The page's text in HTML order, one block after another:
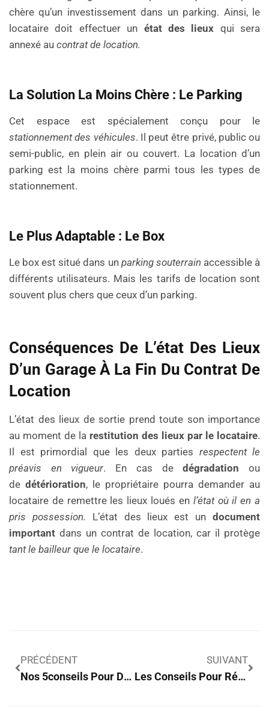
chère qu’un investissement dans un parking. Ainsi, le
locataire doit effectuer un état des lieux qui sera
annexé au contrat de location.
La Solution La Moins Chère : Le Parking
Cet espace est spécialement conçu pour le
stationnement des véhicules. Il peut être privé, public ou
semi-public, en plein air ou couvert. La location d’un
parking est la moins chère parmi tous les types de
stationnement.
Le Plus Adaptable : Le Box
Le box est situé dans un parking souterrain accessible à
différents utilisateurs. Mais les tarifs de location sont
souvent plus chers que ceux d’un parking.
Conséquences De L’état Des Lieux
D’un Garage À La Fin Du Contrat De
Location
L’état des lieux de sortie prend toute son importance
au moment de la restitution des lieux par le locataire.
Il est primordial que les deux parties respectent le
préavis en vigueur. En cas dedégradationou
de détérioration, le propriétaire pourra demander au
locataire de remettre les lieux loués enl’état où il en a
pris possession. L’état des lieux est undocument
important dans un contrat de location, car il protège
tant le bailleur que le locataire.
PRÉCÉDENT
Nos 5conseils Pour Déménager Votre Coffre-Fort
SUIVANT
Les Conseils Pour Réaliser Un État Des Lieux Conformément À La Norme